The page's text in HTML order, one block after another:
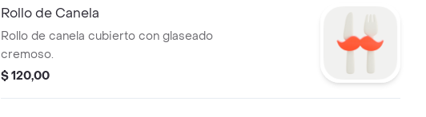
Rollo de Canela
Rollo de canela cubierto con glaseado
cremoso.
$ 120,00